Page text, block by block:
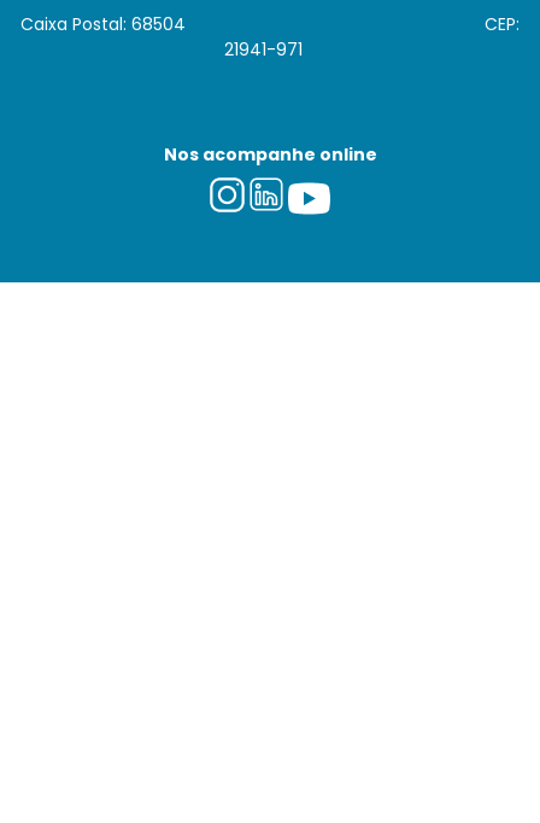
Caixa Postal: 68504 CEP:
21941-971
Nos acompanhe online